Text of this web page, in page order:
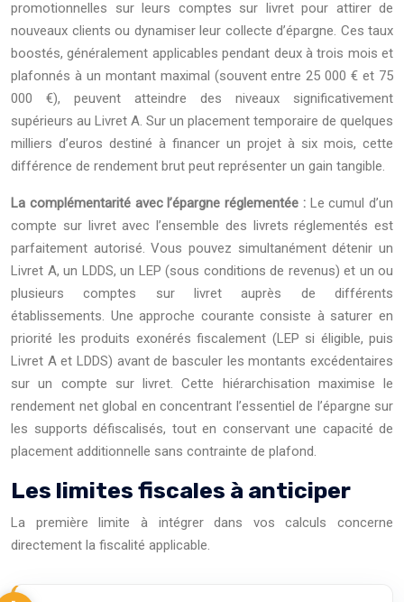
promotionnelles sur leurs comptes sur livret pour attirer de
nouveaux clients ou dynamiser leur collecte d’épargne. Ces taux
boostés, généralement applicables pendant deux à trois mois et
plafonnés à un montant maximal (souvent entre 25 000 € et 75
000 €), peuvent atteindre des niveaux significativement
supérieurs au Livret A. Sur un placement temporaire de quelques
milliers d’euros destiné à financer un projet à six mois, cette
différence de rendement brut peut représenter un gain tangible.
La complémentarité avec l’épargne réglementée :Le cumul d’un
compte sur livret avec l’ensemble des livrets réglementés est
parfaitement autorisé. Vous pouvez simultanément détenir un
Livret A, un LDDS, un LEP (sous conditions de revenus) et un ou
plusieurs comptes sur livret auprès de différents
établissements. Une approche courante consiste à saturer en
priorité les produits exonérés fiscalement (LEP si éligible, puis
Livret A et LDDS) avant de basculer les montants excédentaires
sur un compte sur livret. Cette hiérarchisation maximise le
rendement net global en concentrant l’essentiel de l’épargne sur
les supports défiscalisés, tout en conservant une capacité de
placement additionnelle sans contrainte de plafond.
Les limites fiscales à anticiper
La première limite à intégrer dans vos calculs concerne
directement la fiscalité applicable.